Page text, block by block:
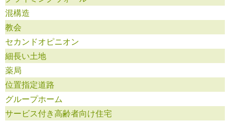
混構造
教会
セカンドオピニオン
細長い土地
薬局
位置指定道路
グループホーム
サービス付き高齢者向け住宅